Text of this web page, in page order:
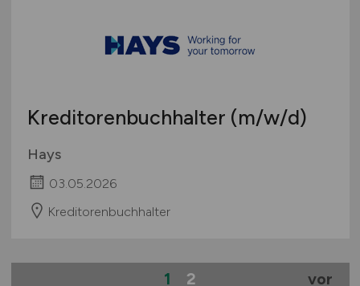
Kreditorenbuchhalter (m/w/d)
Hays
03.05.2026
Kreditorenbuchhalter
1 2 vor